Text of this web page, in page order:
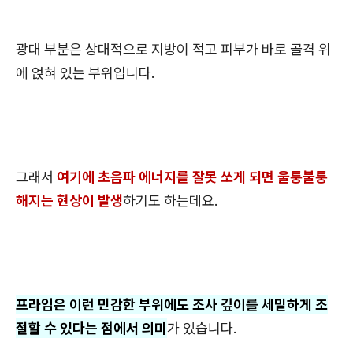
광대 부분은 상대적으로 지방이 적고 피부가 바로 골격 위
에 얹혀 있는 부위입니다.
그래서 여기에 초음파 에너지를 잘못 쏘게 되면 울퉁불퉁
해지는 현상이 발생하기도 하는데요.
프라임은 이런 민감한 부위에도 조사 깊이를 세밀하게 조
절할 수 있다는 점에서 의미가 있습니다.